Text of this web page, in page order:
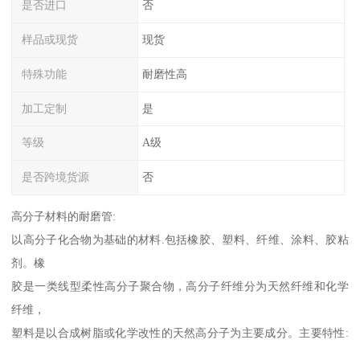
是否进口 否
样品或现货 现货
特殊功能 耐磨性高
加工定制 是
等级 A级
是否跨境货源 否
高分子材料的耐磨管:
以高分子化合物为基础的材料.包括橡胶、塑料、纤维、涂料、胶粘
剂。橡
胶是一类线型柔性高分子聚合物，高分子纤维分为天然纤维和化学
纤维，
塑料是以合成树脂或化学改性的天然高分子为主要成分。主要特性: